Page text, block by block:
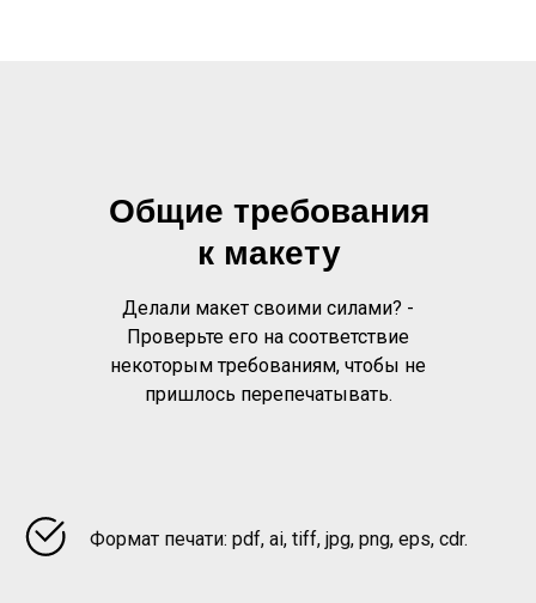
Общие требования
к макету
Делали макет своими силами? -
Проверьте его на соответствие
некоторым требованиям, чтобы не
пришлось перепечатывать.
Формат печати: pdf, ai, tiff, jpg, png, eps, cdr.